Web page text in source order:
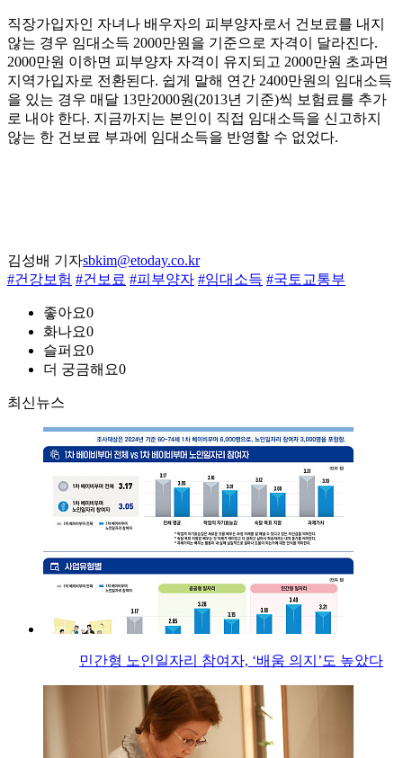
직장가입자인 자녀나 배우자의 피부양자로서 건보료를 내지
않는 경우 임대소득 2000만원을 기준으로 자격이 달라진다.
2000만원 이하면 피부양자 자격이 유지되고 2000만원 초과면
지역가입자로 전환된다. 쉽게 말해 연간 2400만원의 임대소득
을 있는 경우 매달 13만2000원(2013년 기준)씩 보험료를 추가
로 내야 한다. 지금까지는 본인이 직접 임대소득을 신고하지
않는 한 건보료 부과에 임대소득을 반영할 수 없었다.
김성배 기자sbkim@etoday.co.kr
#건강보험 #건보료 #피부양자 #임대소득 #국토교통부
좋아요0
화나요0
슬퍼요0
더 궁금해요0
최신뉴스
민간형 노인일자리 참여자, ‘배움 의지’도 높았다